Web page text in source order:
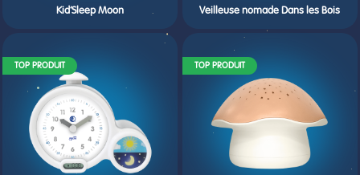
Kid’Sleep Moon Veilleuse nomade Dans les Bois
TOP PRODUIT TOP PRODUIT